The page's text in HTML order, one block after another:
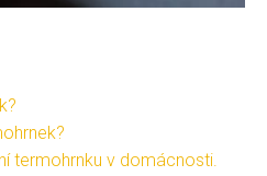
termohrnku v domácnosti.